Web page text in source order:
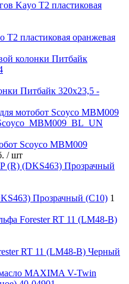
T2 пластиковая оранжевая
Питбайк 320x23,5 -
Scoyco MBM009
/ шт
Прозрачный (C10) 1
RT 11 (LM48-B) Черный